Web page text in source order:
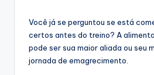
Você já se perguntou se está
certos antes do treino? A
pode ser sua maior aliada ou seu
jornada de emagrecimento.